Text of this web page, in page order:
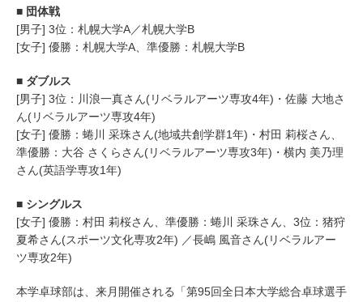
■ 団体戦
[男子] 3位：札幌大学A／札幌大学B
[女子] 優勝：札幌大学A、準優勝：札幌大学B
■ ダブルス
[男子] 3位：川浪一真さん(リベラルアーツ専攻4年)・佐藤 大地さ
ん(リベラルアーツ専攻4年)
[女子] 優勝：蜷川 采珠さん(地域共創学群1年)・村田 莉桜さん、
準優勝：大谷 さくらさん(リベラルアーツ専攻3年)・横内 美乃理
さん(英語学専攻1年)
■ シングルス
[女子] 優勝：村田 莉桜さん、準優勝：蜷川 采珠さん、3位：猪狩
夏希さん(スポーツ文化専攻2年) ／長嶋 風音さん(リベラルアー
ツ専攻2年)
本学卓球部は、来月開催される「第95回全日本大学総合卓球選手